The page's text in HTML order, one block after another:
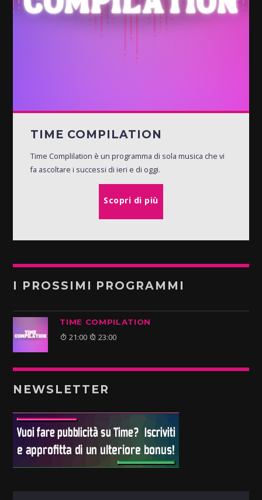
TIME COMPILATION
Time Complilation è un programma di sola musica che vi
fa ascoltare i successi di ieri e di oggi.
Scopri di più
I PROSSIMI PROGRAMMI
TIME COMPILATION
21:00 23:00
NEWSLETTER